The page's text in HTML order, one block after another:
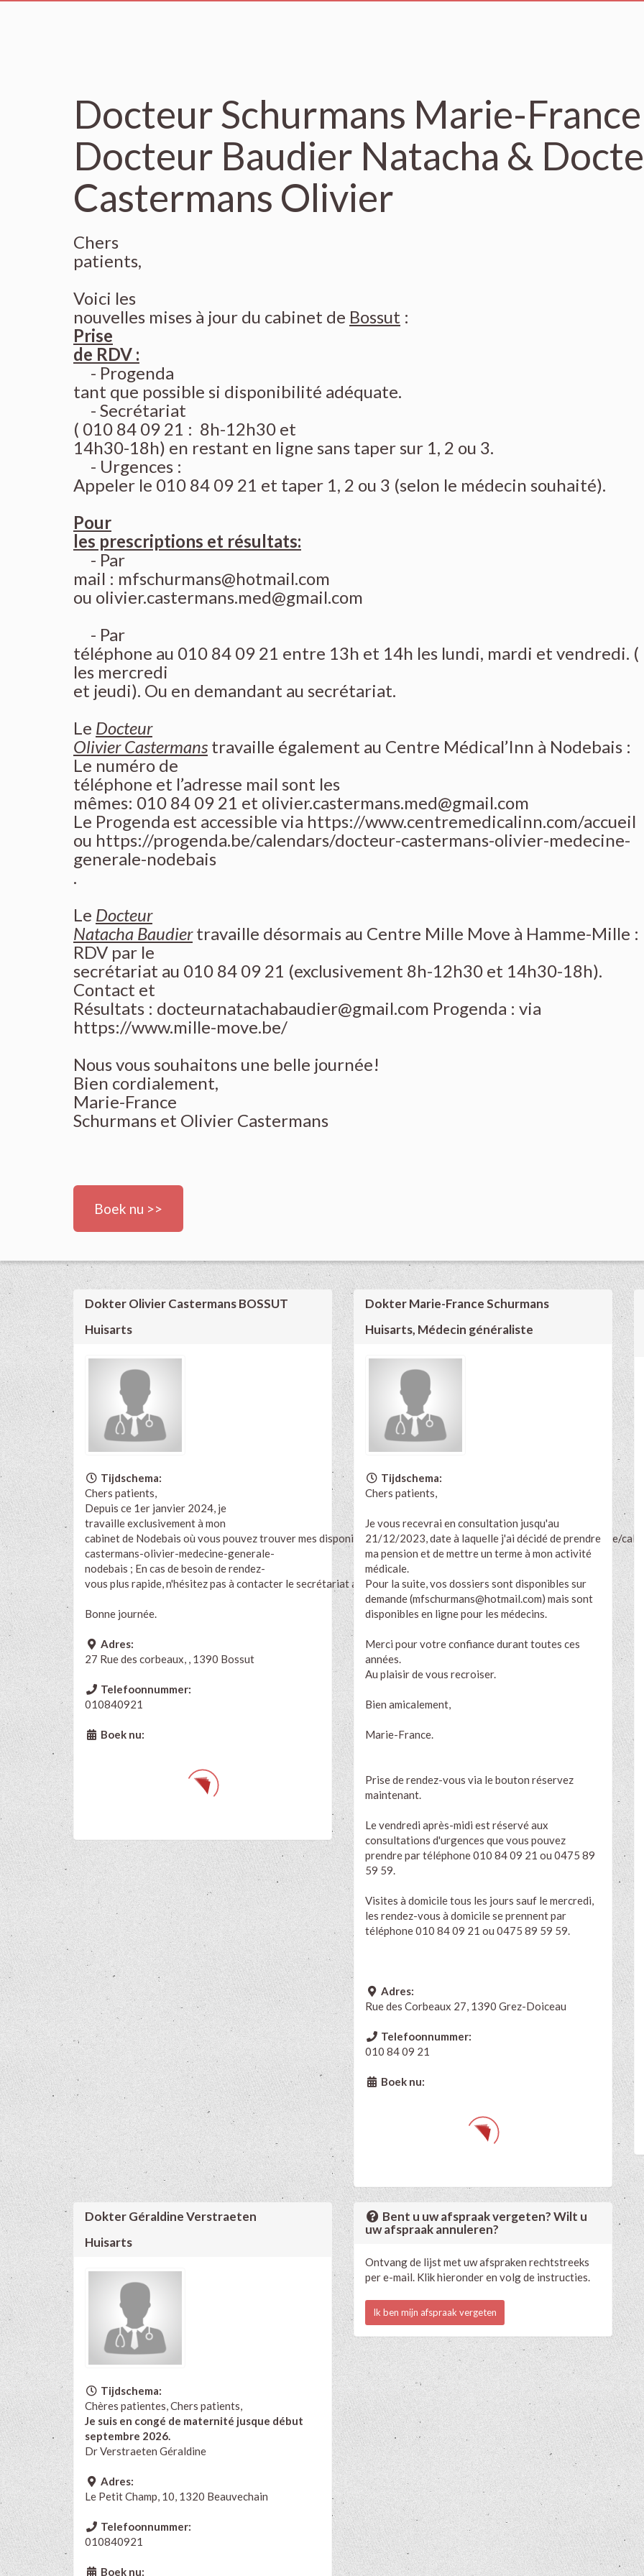
Docteur Schurmans Marie-
Docteur Baudier Natacha &
Castermans Olivier
Chers
patients,
Voici les
nouvelles mises à jour du cabinet de Bossut :
Prise
de RDV :
- Progenda
tant que possible si disponibilité adéquate.
- Secrétariat
( 010 84 09 21 : 8h-12h30 et
14h30-18h) en restant en ligne sans taper sur 1, 2 ou 3.
- Urgences :
Appeler le 010 84 09 21 et taper 1, 2 ou 3 (selon le médecin souhaité).
Pour
les prescriptions et résultats:
- Par
mail : mfschurmans@hotmail.com
ou olivier.castermans.med@gmail.com
- Par
téléphone au 010 84 09 21 entre 13h et 14h les lundi, mardi et vendredi. (
les mercredi
et jeudi). Ou en demandant au secrétariat.
Le Docteur
Olivier Castermans travaille également au Centre Médical’Inn à Nodebais :
Le numéro de
téléphone et l’adresse mail sont les
mêmes: 010 84 09 21 et olivier.castermans.med@gmail.com
Le Progenda est accessible via https://www.centremedicalinn.com/accueil
ou https://progenda.be/calendars/docteur-castermans-olivier-medecine-
generale-nodebais
.
Le Docteur
Natacha Baudiertravaille désormais au Centre Mille Move à Hamme-Mille :
RDV par le
secrétariat au 010 84 09 21 (exclusivement 8h-12h30 et 14h30-18h).
Contact et
Résultats : docteurnatachabaudier@gmail.com Progenda : via
https://www.mille-move.be/
Nous vous souhaitons une belle journée!
Bien cordialement,
Marie-France
Schurmans et Olivier Castermans
Boek nu >>
Dokter Olivier Castermans BOSSUT
Huisarts
Tijdschema:
Chers patients,
Depuis ce 1er janvier 2024, je
travaille exclusivement à mon
cabinet de Nodebais où vous pouvez trouver mes disponibilités sur le site Progenda suivant:https://progenda.be/
castermans-olivier-medecine-generale-
nodebais ; En cas de besoin de rendez-
vous plus rapide, n'hésitez pas à contacter le secrétariat au 010840921.
Bonne journée.
Adres:
27 Rue des corbeaux, , 1390 Bossut
Telefoonnummer:
010840921
Boek nu:
Dokter Marie-France Schurmans
Huisarts, Médecin généraliste
Tijdschema:
Chers patients,
Je vous recevrai en consultation jusqu'au
21/12/2023, date à laquelle j'ai décidé de prendre
ma pension et de mettre un terme à mon activité
médicale.
Pour la suite, vos dossiers sont disponibles sur
demande (mfschurmans@hotmail.com) mais sont
disponibles en ligne pour les médecins.
Merci pour votre confiance durant toutes ces
années.
Au plaisir de vous recroiser.
Bien amicalement,
Marie-France.
Prise de rendez-vous via le bouton réservez
maintenant.
Le vendredi après-midi est réservé aux
consultations d'urgences que vous pouvez
prendre par téléphone 010 84 09 21 ou 0475 89
59 59.
Visites à domicile tous les jours sauf le mercredi,
les rendez-vous à domicile se prennent par
téléphone 010 84 09 21 ou 0475 89 59 59.
Adres:
Rue des Corbeaux 27, 1390 Grez-Doiceau
Telefoonnummer:
010 84 09 21
Boek nu:
Dokter Géraldine Verstraeten
Huisarts
Tijdschema:
Chères patientes, Chers patients,
Je suis en congé de maternité jusque début
septembre 2026.
Dr Verstraeten Géraldine
Adres:
Le Petit Champ, 10, 1320 Beauvechain
Telefoonnummer:
010840921
Boek nu:
Bent u uw afspraak vergeten? Wilt u
uw afspraak annuleren?
Ontvang de lijst met uw afspraken rechtstreeks
per e-mail. Klik hieronder en volg de instructies.
Ik ben mijn afspraak vergeten